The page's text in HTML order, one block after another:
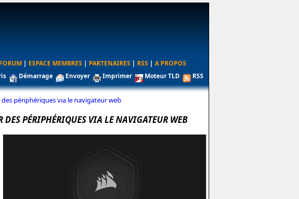
FORUM | ESPACE MEMBRES | PARTENAIRES | RSS | A PROPOS
Démarrage Envoyer Imprimer Moteur TLD RSS
périphériques via le navigateur web
PÉRIPHÉRIQUES VIA LE NAVIGATEUR WEB